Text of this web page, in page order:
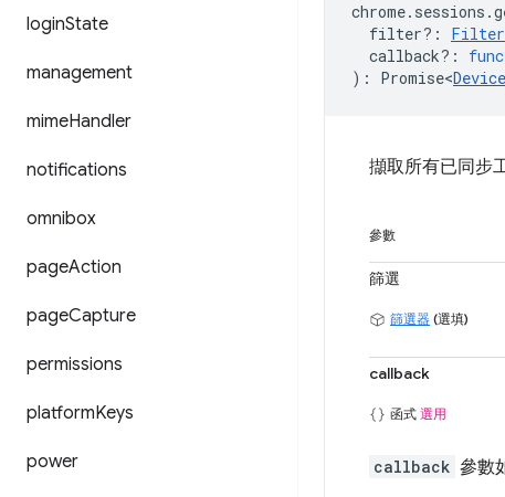
loginState
management
mimeHandler
notifications
omnibox
pageAction
pageCapture
permissions
platformKeys
power
chrome. sessions .
filter? : Filter
callback? :
) : Promise<Device
擷取所有已同步
參數
篩選
篩選器 (選填)
callback
函式 選用
callback 參數